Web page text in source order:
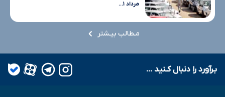
مرداد ۱...
مـطالب بیـشتر
بـرآورد را دنبال کـنید ...